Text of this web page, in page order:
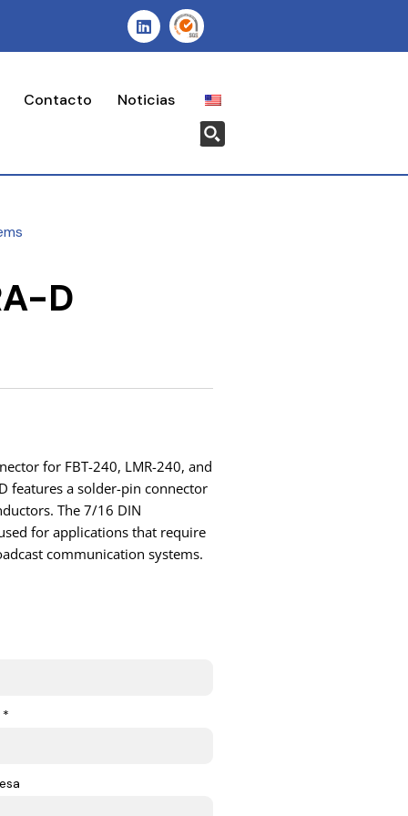
Contacto Noticias
D
for FBT-240, LMR-240, and
features a solder-pin connector
The 7/16 DIN
for applications that require
communication systems.
*